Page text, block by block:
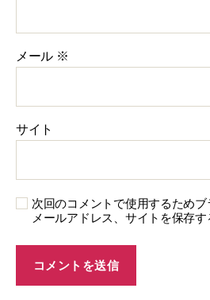
メール ※
サイト
次回のコメントで使用するためブ
メールアドレス、サイトを保存す